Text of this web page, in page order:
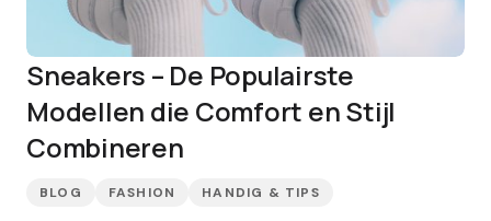
Sneakers – De Populairste
Modellen die Comfort en Stijl
Combineren
BLOG FASHION HANDIG & TIPS